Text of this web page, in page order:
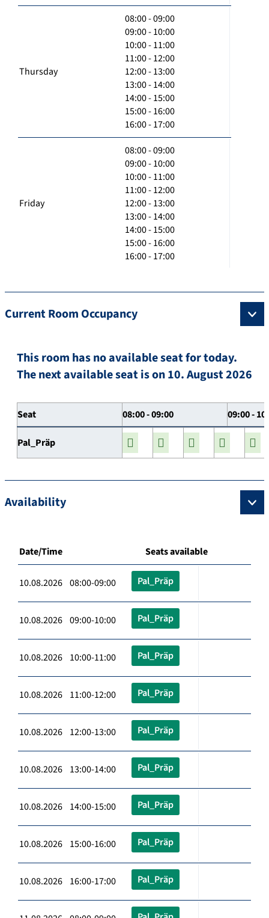
Thursday
08:00 - 09:00
09:00 - 10:00
10:00 - 11:00
11:00 - 12:00
12:00 - 13:00
13:00 - 14:00
14:00 - 15:00
15:00 - 16:00
16:00 - 17:00
Friday
08:00 - 09:00
09:00 - 10:00
10:00 - 11:00
11:00 - 12:00
12:00 - 13:00
13:00 - 14:00
14:00 - 15:00
15:00 - 16:00
16:00 - 17:00
Current Room Occupancy
This room has no available seat for today.
The next available seat is on 10. August 2026
Seat 08:00 - 09:00 09:00 -
Pal_Präp
Availability
Date/Time Seats available
10.08.2026 08:00-09:00 Pal_Präp
10.08.2026 09:00-10:00 Pal_Präp
10.08.2026 10:00-11:00 Pal_Präp
10.08.2026 11:00-12:00 Pal_Präp
10.08.2026 12:00-13:00 Pal_Präp
10.08.2026 13:00-14:00 Pal_Präp
10.08.2026 14:00-15:00 Pal_Präp
10.08.2026 15:00-16:00 Pal_Präp
10.08.2026 16:00-17:00 Pal_Präp